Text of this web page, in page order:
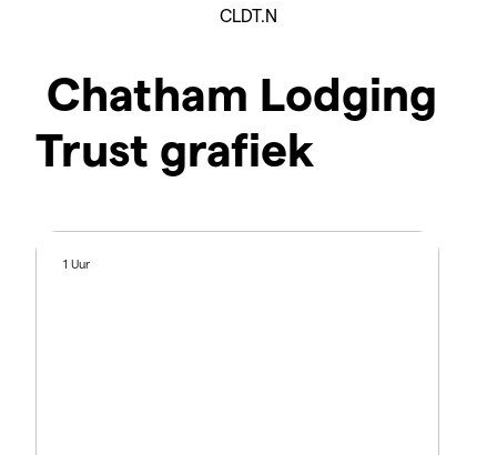
CLDT.N
Chatham Lodging
Trust grafiek
1 Uur